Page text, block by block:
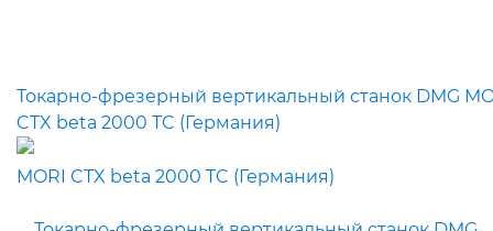
Токарно-фрезерный вертикальный станок DMG
CTX beta 2000 TC (Германия)